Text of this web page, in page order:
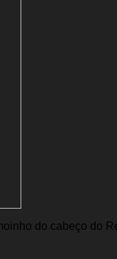
do cabeço do